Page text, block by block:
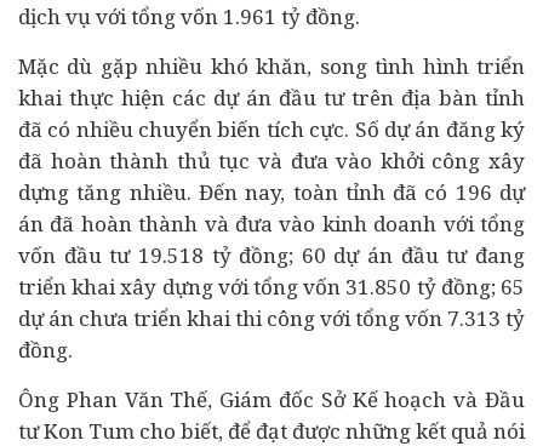
dịch vụ với tổng vốn 1.961 tỷ đồng.
Mặc dù gặp nhiều khó khăn, song tình hình triển
khai thực hiện các dự án đầu tư trên địa bàn tỉnh
đã có nhiều chuyển biến tích cực. Số dự án đăng ký
đã hoàn thành thủ tục và đưa vào khởi công xây
dựng tăng nhiều. Đến nay, toàn tỉnh đã có 196 dự
án đã hoàn thành và đưa vào kinh doanh với tổng
vốn đầu tư 19.518 tỷ đồng; 60 dự án đầu tư đang
triển khai xây dựng với tổng vốn 31.850 tỷ đồng; 65
dự án chưa triển khai thi công với tổng vốn 7.313 tỷ
đồng.
Ông Phan Văn Thế, Giám đốc Sở Kế hoạch và Đầu
tư Kon Tum cho biết, để đạt được những kết quả nói